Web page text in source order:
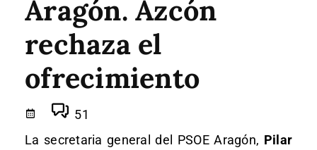
Aragón. Azcón
rechaza el
ofrecimiento
51
La secretaria general del PSOE Aragón, Pilar